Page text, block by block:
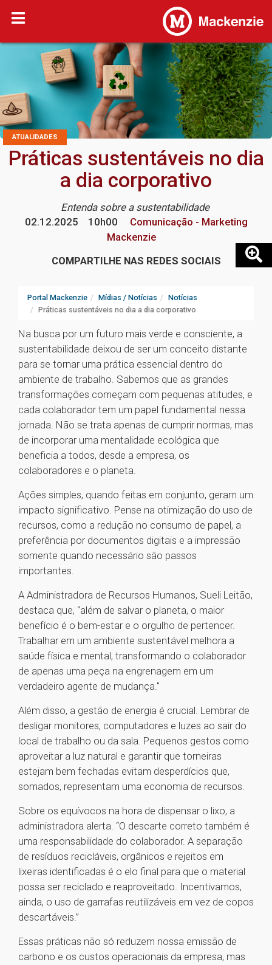
ATUALIDADES
Práticas sustentáveis no dia
a dia corporativo
Entenda sobre a sustentabilidade
02.12.2025
10h00
Comunicação - Marketing
Mackenzie
COMPARTILHE NAS REDES SOCIAIS
Portal Mackenzie Mídias / Notícias
Notícias
Práticas sustentáveis no dia a dia corporativo
Na busca por um futuro mais verde e consciente, a
sustentabilidade deixou de ser um conceito distante
para se tornar uma prática essencial dentro do
ambiente de trabalho. Sabemos que as grandes
transformações começam com pequenas atitudes, e
cada colaborador tem um papel fundamental nessa
jornada. Não se trata apenas de cumprir normas, mas
de incorporar uma mentalidade ecológica que
beneficia a todos, desde a empresa, os
colaboradores e o planeta.
Ações simples, quando feitas em conjunto, geram um
impacto significativo. Pense na otimização do uso de
recursos, como a redução no consumo de papel, a
preferência por documentos digitais e a impressão
somente quando necessário são passos
importantes.
A Administradora de Recursos Humanos, Sueli Leitão,
destaca que, “além de salvar o planeta, o maior
benefício é o bem-estar e o orgulho de pertencer.
Trabalhar em um ambiente sustentável melhora a
saúde física e mental, transformando o colaborador
de apenas uma peça na engrenagem em um
verdadeiro agente de mudança."
Além disso, a gestão de energia é crucial. Lembrar de
desligar monitores, computadores e luzes ao sair do
local de trabalho ou da sala. Pequenos gestos como
aproveitar a luz natural e garantir que torneiras
estejam bem fechadas evitam desperdícios que,
somados, representam uma economia de recursos.
Sobre os equívocos na hora de dispensar o lixo, a
administradora alerta. “O descarte correto também é
uma responsabilidade do colaborador. A separação
de resíduos recicláveis, orgânicos e rejeitos em
lixeiras identificadas é o elo final para que o material
possa ser reciclado e reaproveitado. Incentivamos,
ainda, o uso de garrafas reutilizáveis em vez de copos
descartáveis.”
Essas práticas não só reduzem nossa emissão de
carbono e os custos operacionais da empresa, mas